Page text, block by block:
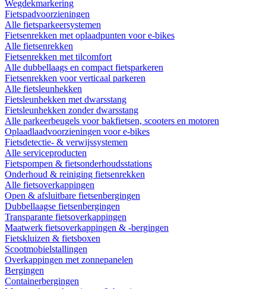
Wegdekmarkering
Fietspadvoorzieningen
Alle fietsparkeersystemen
Fietsenrekken met oplaadpunten voor e-bikes
Alle fietsenrekken
Fietsenrekken met tilcomfort
Alle dubbellaags en compact fietsparkeren
Fietsenrekken voor verticaal parkeren
Alle fietsleunhekken
Fietsleunhekken met dwarsstang
Fietsleunhekken zonder dwarsstang
Alle parkeerbeugels voor bakfietsen, scooters en motoren
Oplaadlaadvoorzieningen voor e-bikes
Fietsdetectie- & verwijssystemen
Alle serviceproducten
Fietspompen & fietsonderhoudsstations
Onderhoud & reiniging fietsenrekken
Alle fietsoverkappingen
Open & afsluitbare fietsenbergingen
Dubbellaagse fietsenbergingen
Transparante fietsoverkappingen
Maatwerk fietsoverkappingen & -bergingen
Fietskluizen & fietsboxen
Scootmobielstallingen
Overkappingen met zonnepanelen
Bergingen
Containerbergingen